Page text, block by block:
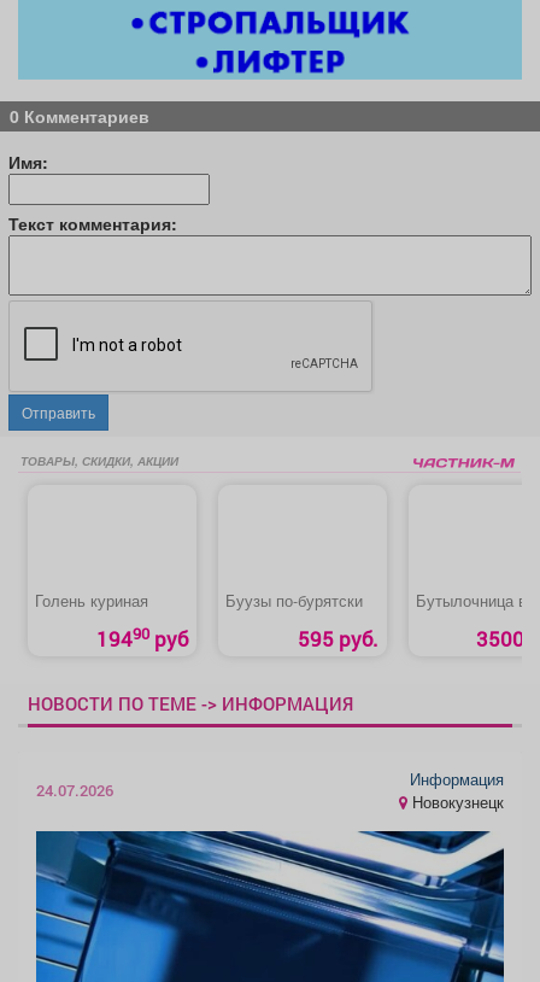
0 Комментариев
Имя:
Текст комментария:
Отправить
ТОВАРЫ, СКИДКИ, АКЦИИ
Голень куриная
19490 руб
Буузы по-бурятски
595 руб.
Бутылочница в
3500
НОВОСТИ ПО ТЕМЕ -> ИНФОРМАЦИЯ
24.07.2026
Информация
Новокузнецк